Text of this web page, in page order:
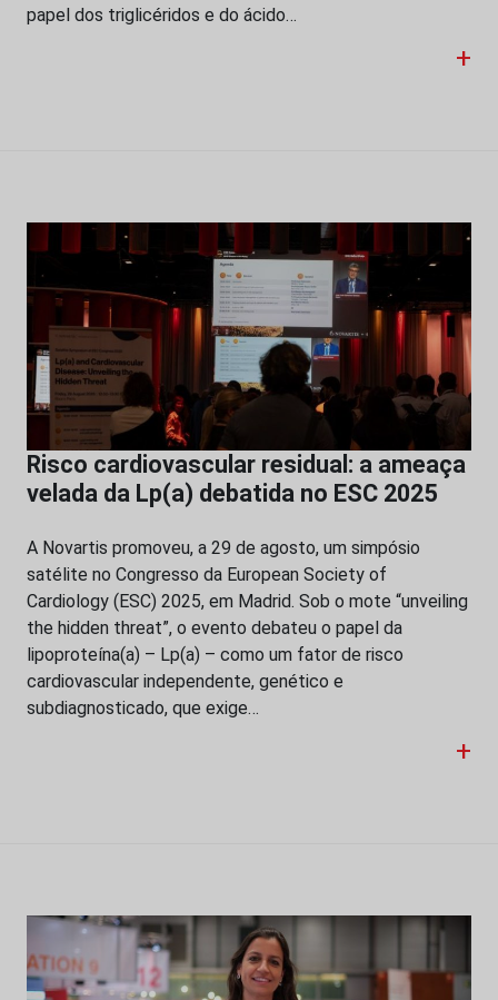
papel dos triglicéridos e do ácido…
+
Risco cardiovascular residual: a ameaça
velada da Lp(a) debatida no ESC 2025
A Novartis promoveu, a 29 de agosto, um simpósio
satélite no Congresso da European Society of
Cardiology (ESC) 2025, em Madrid. Sob o mote “unveiling
the hidden threat”, o evento debateu o papel da
lipoproteína(a) – Lp(a) – como um fator de risco
cardiovascular independente, genético e
subdiagnosticado, que exige…
+